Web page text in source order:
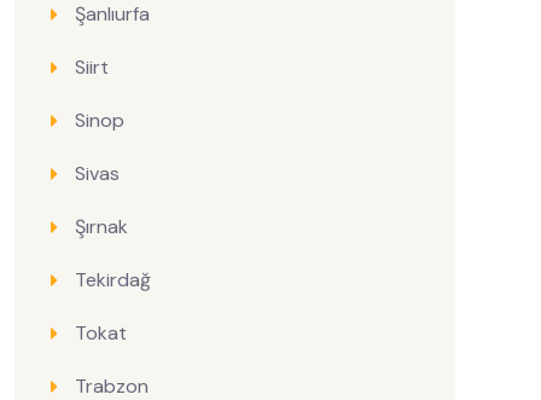
Şanlıurfa
Siirt
Sinop
Sivas
Şırnak
Tekirdağ
Tokat
Trabzon